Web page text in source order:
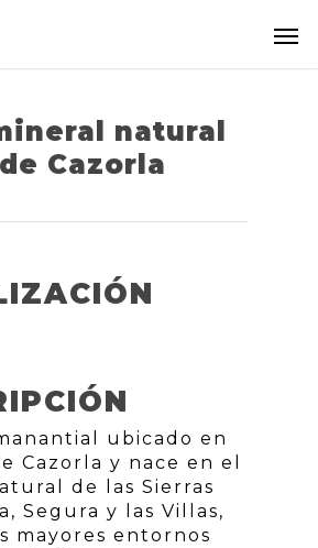
natural
Cazorla
ubicado en
Cazorla y nace en el
de las Sierras
Segura y las Villas,
mayores entornos